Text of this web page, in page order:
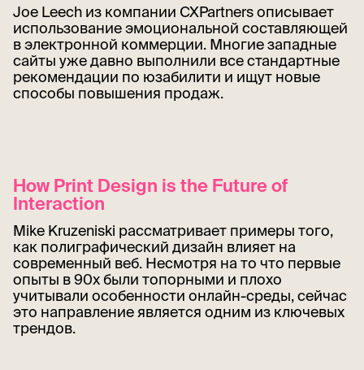
Joe Leech из компании CXPartners описывает
использование эмоциональной составляющей
в электронной коммерции. Многие западные
сайты уже давно выполнили все стандартные
рекомендации по юзабилити и ищут новые
способы повышения продаж.
How Print Design is the Future of
Interaction
Mike Kruzeniski рассматривает примеры того,
как полиграфический дизайн влияет на
современный веб. Несмотря на то что первые
опыты в 90х были топорными и плохо
учитывали особенности онлайн-среды, сейчас
это направление является одним из ключевых
трендов.